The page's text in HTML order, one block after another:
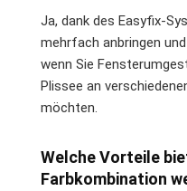
Ja, dank des Easyfix-
mehrfach anbringen
wenn Sie
Plissee an
möchten.
Welche Vorteile
Farbkombination